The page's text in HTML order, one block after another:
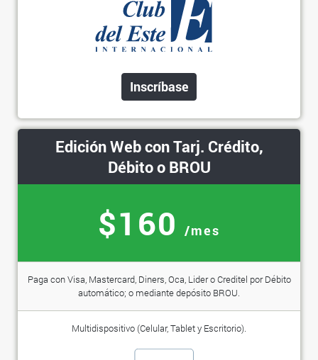
Inscríbase
Edición Web con Tarj. Crédito,
Débito o BROU
$160 /mes
Paga con Visa, Mastercard, Diners, Oca, Lider o Creditel por Débito
automático; o mediante depósito BROU.
Multidispositivo (Celular, Tablet y Escritorio).